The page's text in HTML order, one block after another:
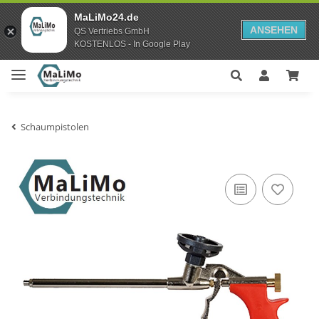
MaLiMo24.de
QS Vertriebs GmbH
KOSTENLOS - In Google Play
ANSEHEN
Schaumpistolen